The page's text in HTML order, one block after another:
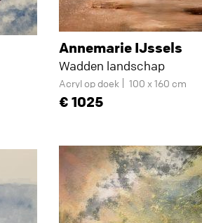
Annemarie IJssels
Wadden landschap
Acryl op doek 100 x 160 cm
1025